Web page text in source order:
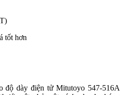
tốt hơn
độ dày điện tử Mitutoyo 547-516A